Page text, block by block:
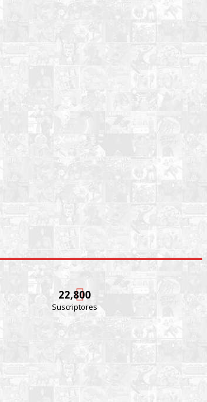
22,800
Suscriptores